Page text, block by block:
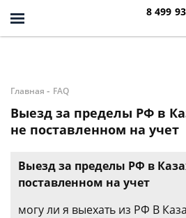
8 499
Главная - FAQ
Выезд за пределы РФ в
не поставленном на учет
Выезд за пределы РФ в
поставленном на учет
могу ли я выехать из РФ В